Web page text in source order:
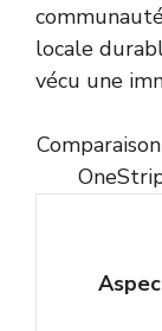
locale
vécu une